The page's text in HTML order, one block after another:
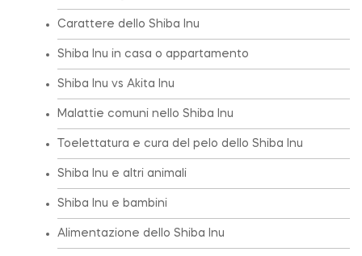
Carattere dello Shiba Inu
Shiba Inu in casa o appartamento
Shiba Inu vs Akita Inu
Malattie comuni nello Shiba Inu
Toelettatura e cura del pelo dello Shiba Inu
Shiba Inu e altri animali
Shiba Inu e bambini
Alimentazione dello Shiba Inu